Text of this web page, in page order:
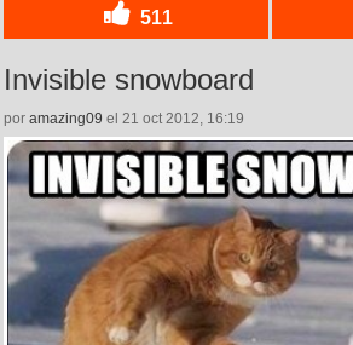
511
Invisible snowboard
por amazing09 el 21 oct 2012, 16:19